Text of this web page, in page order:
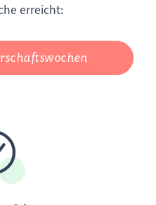
erreicht: